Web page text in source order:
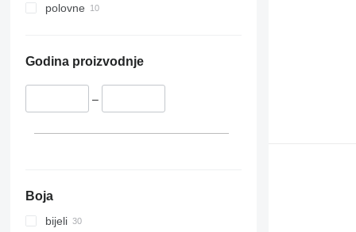
polovne
Godina proizvodnje
–
Boja
bijeli